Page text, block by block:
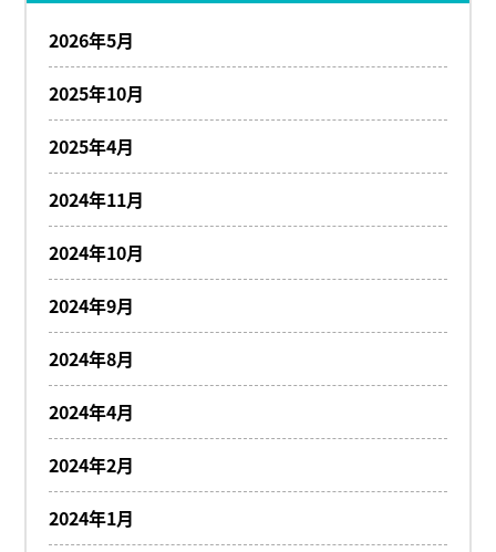
2026年5月
2025年10月
2025年4月
2024年11月
2024年10月
2024年9月
2024年8月
2024年4月
2024年2月
2024年1月